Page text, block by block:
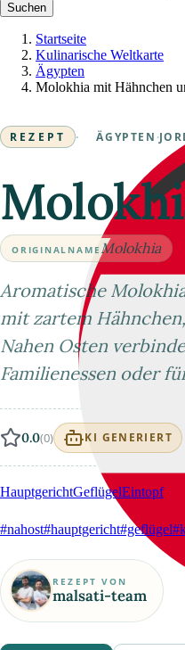
Suchen
Startseite
Kulinarische Weltkarte
Ägypten
Molokhia mit Hähnchen
REZEPT · ÄGYPTEN ·
ORIGINALNAMEMolokhia
Aromatische
mit zartem
Nahen Osten
Familienessen oder
0.0(0) KI GENERIERT
HauptgerichtGeflügelEintopf
#nahost#hauptgericht#geflügel
REZEPT VON
malsati-team